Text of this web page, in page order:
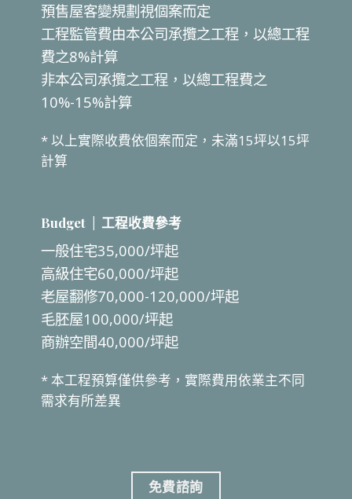
預售屋客變規劃視個案而定
工程監管費由本公司承攬之工程，以總工程
費之8%計算
非本公司承攬之工程，以總工程費之
10%-15%計算
* 以上實際收費依個案而定，未滿15坪以15坪
計算
Budget | 工程收費參考
一般住宅35,000/坪起
高級住宅60,000/坪起
老屋翻修70,000-120,000/坪起
毛胚屋100,000/坪起
商辦空間40,000/坪起
* 本工程預算僅供參考，實際費用依業主不同
需求有所差異
免費諮詢